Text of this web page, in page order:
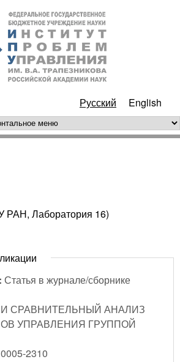
Перейти к основному
содержанию
Русский English
меню
Лаборатория 16)
Статья в журнале/сборнике
СРАВНИТЕЛЬНЫЙ АНАЛИЗ
УПРАВЛЕНИЯ ГРУППОЙ
2310